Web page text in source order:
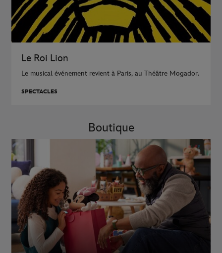
Le Roi Lion
Le musical événement revient à Paris, au Théâtre Mogador.
SPECTACLES
Boutique